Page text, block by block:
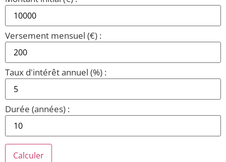
Versement mensuel (€) :
Taux d'intérêt annuel (%) :
Durée (années) :
Calculer